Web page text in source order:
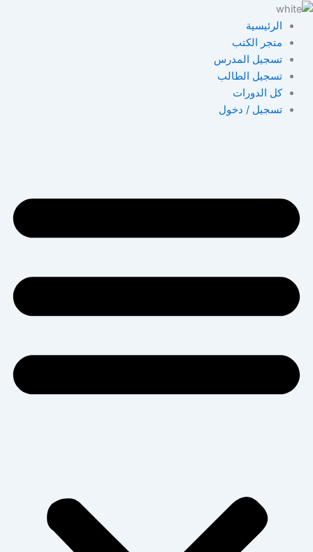
تخطي
المحتوى
الرئيسية
متجر الكتب
تسجيل المدرس
تسجيل الطالب
كل الدورات
تسجيل / دخول